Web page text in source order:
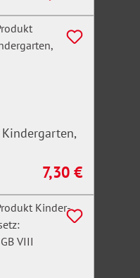
Regulärer Preis:
7,30 €